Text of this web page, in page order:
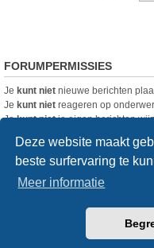
Deze website maakt
beste surfervaring te
Meer informatie
FORUMPERMISSIES
Je kunt niet nieuwe berichten
Je kunt niet reageren op
Jekunt nietje eigen berichten
Forum
Copyright © Nikon Club
® Forum Software
created by